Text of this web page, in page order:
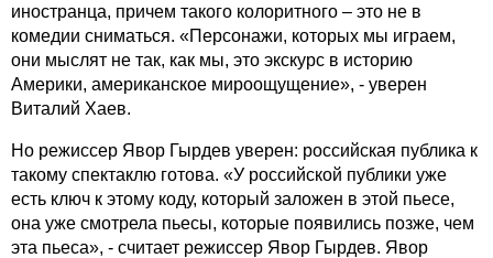
иностранца, причем такого колоритного – это не в
комедии сниматься. «Персонажи, которых мы играем,
они мыслят не так, как мы, это экскурс в историю
Америки, американское мироощущение», - уверен
Виталий Хаев.
Но режиссер Явор Гырдев уверен: российская публика к
такому спектаклю готова. «У российской публики уже
есть ключ к этому коду, который заложен в этой пьесе,
она уже смотрела пьесы, которые появились позже, чем
эта пьеса», - считает режиссер Явор Гырдев. Явор